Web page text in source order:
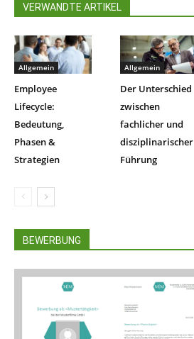
VERWANDTE ARTIKEL
Allgemein
Employee
Lifecycle:
Bedeutung,
Phasen &
Strategien
Allgemein
Der Unterschied
zwischen
fachlicher und
disziplinarischer
Führung
BEWERBUNG